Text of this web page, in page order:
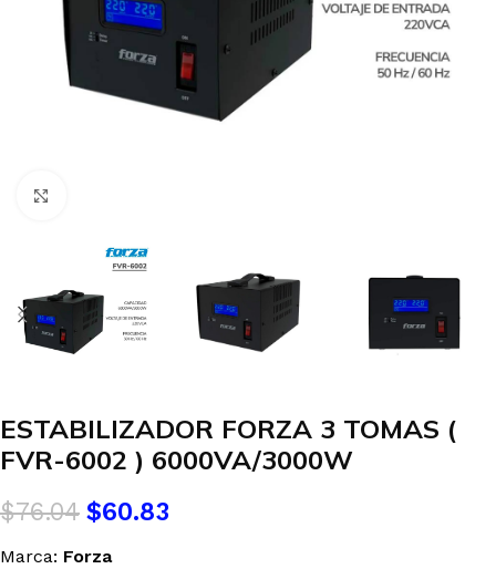
ESTABILIZADOR FORZA 3 TOMAS (
FVR-6002 ) 6000VA/3000W
$76.04 $60.83
Marca: Forza